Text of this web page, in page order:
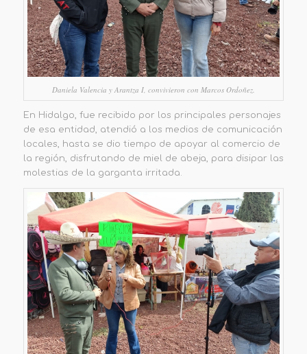
Daniela Valencia y Arantza I, convivieron con Marcos Ordoñez.
En Hidalgo, fue recibido por los principales personajes
de esa entidad, atendió a los medios de comunicación
locales, hasta se dio tiempo de apoyar al comercio de
la región, disfrutando de miel de abeja, para disipar las
molestias de la garganta irritada.